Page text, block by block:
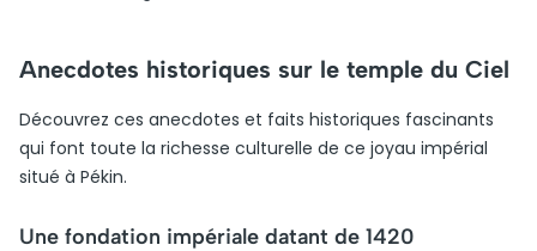
Anecdotes historiques sur le temple du Ciel
Découvrez ces anecdotes et faits historiques fascinants
qui font toute la richesse culturelle de ce joyau impérial
situé à Pékin.
Une fondation impériale datant de 1420